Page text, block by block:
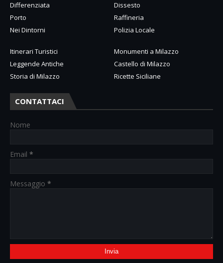
Differenziata
Dissesto
Porto
Raffineria
Nei Dintorni
Polizia Locale
Itinerari Turistici
Monumenti a Milazzo
Leggende Antiche
Castello di Milazzo
Storia di Milazzo
Ricette Siciliane
CONTATTACI
Nome
Email *
Messaggio *